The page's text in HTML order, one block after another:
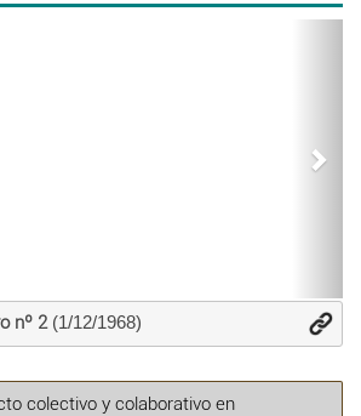
nº 2(1/12/1968)
colectivo y colaborativo en